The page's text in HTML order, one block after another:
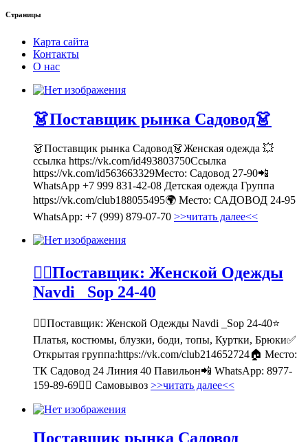
Страницы
Карта сайта
Контакты
О нас
👗Поставщик рынка Садовод👗
👗Поставщик рынка Садовод👗Женская одежда 💥
ссылка https://vk.com/id493803750Ссылка
https://vk.com/id563663329Место: Садовод 27-90📲
WhatsApp +7 999 831-42-08 Детская одежда Группа
https://vk.com/club188055495🌍 Место: САДОВОД 24-95
WhatsApp: +7 (999) 879-07-70 >>читать далее<<
💁‍♂Поставщик: Женской Одежды
Navdi _Sop 24-40
💁‍♂Поставщик: Женской Одежды Navdi _Sop 24-40⭐
Платья, костюмы, блузки, боди, топы, Куртки, Брюки✅
Открытая группа:https://vk.com/club214652724🏠 Место:
ТК Садовод 24 Линия 40 Павильон📲 WhatsApp: 8977-
159-89-69🚶‍♀ Самовывоз >>читать далее<<
Поставщик рынка Садовод